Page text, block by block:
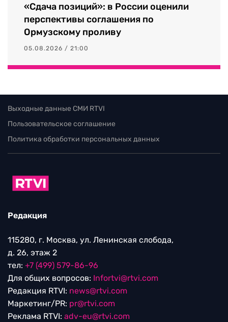
«Сдача позиций»: в России оценили
перспективы соглашения по
Ормузскому проливу
05.08.2026 / 21:00
Выходные данные СМИ RTVI
Пользовательское соглашение
Политика обработки персональных данных
Редакция
115280, г. Москва, ул. Ленинская слобода,
д. 26, этаж 2
тел: +7 (499) 579-86-96
Для общих вопросов: Infortvi@rtvi.com
Редакция RTVI: news@rtvi.com
Маркетинг/PR: pr@rtvi.com
Реклама RTVI: adv-eu@rtvi.com